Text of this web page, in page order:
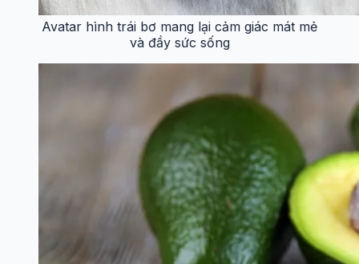
Avatar hình trái bơ mang lại cảm giác mát mẻ
và đầy sức sống